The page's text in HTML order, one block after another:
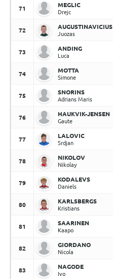
71
MEGLIC
Drejc
72
AUGUSTINAVICIUS
Juozas
73
ANDING
Luca
74
MOTTA
Simone
75
SNORINS
Adrians Maris
76
HAUKVIK-JENSEN
Gaute
77
LALOVIC
Srdjan
78
NIKOLOV
Nikolay
79
KODALEVS
Daniels
80
KARLSBERGS
Kristians
81
SAARINEN
Kaapo
82
GIORDANO
Nicola
83
NAGODE
Ivo